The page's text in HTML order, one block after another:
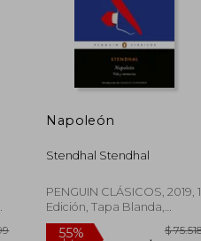
$ 45.502
Napoleón
Stendhal Stendhal
PENGUIN CLÁSICOS, 2019, 1
Edición, Tapa Blanda,
Nuevo